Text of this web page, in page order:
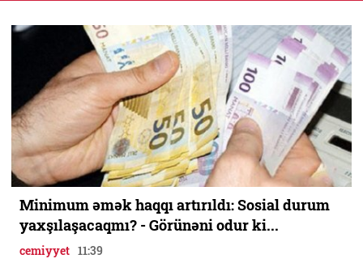
Minimum əmək haqqı artırıldı: Sosial durum
yaxşılaşacaqmı? - Görünəni odur ki...
cemiyyet 11:39